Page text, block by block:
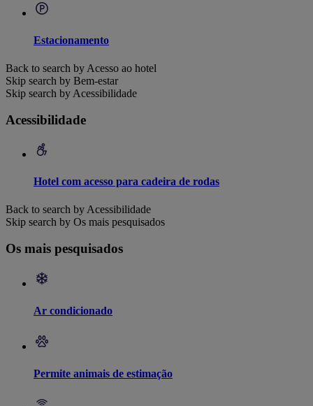
Estacionamento
Back to search by Acesso ao hotel
Skip search by Bem-estar
Skip search by Acessibilidade
Acessibilidade
Hotel com acesso para cadeira de rodas
Back to search by Acessibilidade
Skip search by Os mais pesquisados
Os mais pesquisados
Ar condicionado
Permite animais de estimação